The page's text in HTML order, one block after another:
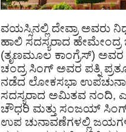
ವಯಸ್ಸಿನಲ್ಲಿ ದೇವ್ರಾ ಅವರು
ಹಾಲಿ ಸದಸ್ಯರಾದ
(ತೃಣಮೂಲ ಕಾಂಗ್ರೆಸ್) ಅವರ
ಚಂದ್ರ ಸಿಂಗ್ ಅವರ ಪತ್ನಿ
ನಡೆದ ಲೋಕಸಭಾ
ಸದಸ್ಯರಾದ ಅಮಿತವ ನಂದಿ,
ಚೌಧರಿ ಮತ್ತು ಸಂಜಯ್ ಸಿಂಗ್
ಉಪ ಚುನಾವಣೆಗಳಲ್ಲಿ